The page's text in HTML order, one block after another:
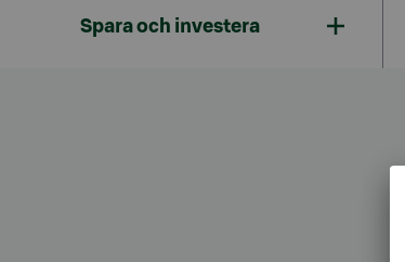
Spara och investera